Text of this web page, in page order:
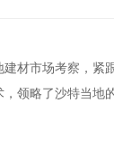
材市场考察，紧
领略了沙特当地